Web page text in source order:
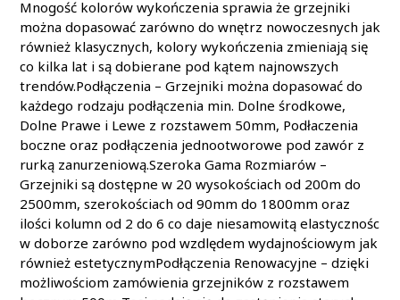
Mnogość kolorów wykończenia sprawia że grzejniki
można dopasować zarówno do wnętrz nowoczesnych jak
również klasycznych, kolory wykończenia zmieniają się
co kilka lat i są dobierane pod kątem najnowszych
trendów.Podłączenia – Grzejniki można dopasować do
każdego rodzaju podłączenia min. Dolne środkowe,
Dolne Prawe i Lewe z rozstawem 50mm, Podłaczenia
boczne oraz podłączenia jednootworowe pod zawór z
rurką zanurzeniową.Szeroka Gama Rozmiarów –
Grzejniki są dostępne w 20 wysokościach od 200m do
2500mm, szerokościach od 90mm do 1800mm oraz
ilości kolumn od 2 do 6 co daje niesamowitą elastycznośc
w doborze zarówno pod wzdlędem wydajnościowym jak
również estetycznymPodłączenia Renowacyjne – dzięki
możliwościom zamówienia grzejników z rozstawem